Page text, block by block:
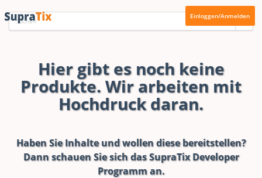
Einloggen/Anmelden
Hier gibt es noch keine
Produkte. Wir arbeiten mit
Hochdruck daran.
Haben Sie Inhalte und wollen diese bereitstellen?
Dann schauen Sie sich dasSupraTix Developer
Programman.